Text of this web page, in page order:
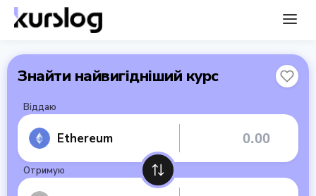
Знайти найвигідніший курс
Віддаю
Ethereum
Отримую